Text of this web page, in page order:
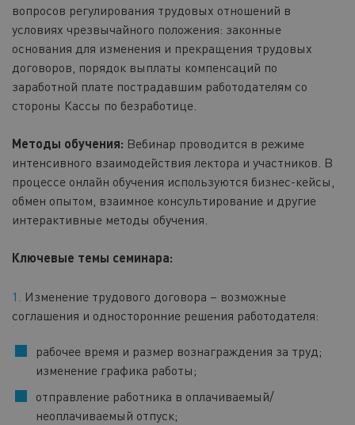
вопросов регулирования трудовых отношений в
условиях чрезвычайного положения: законные
основания для изменения и прекращения трудовых
договоров, порядок выплаты компенсаций по
заработной плате пострадавшим работодателям со
стороны Кассы по безработице.
Методы обучения: Вебинар проводится в режиме
интенсивного взаимодействия лектора и участников. В
процессе онлайн обучения используются бизнес-кейсы,
обмен опытом, взаимное консультирование и другие
интерактивные методы обучения.
Ключевые темы семинара:
Изменение трудового договора – возможные
соглашения и односторонние решения работодателя:
рабочее время и размер вознаграждения за труд;
изменение графика работы;
отправление работника в оплачиваемый/
неоплачиваемый отпуск;